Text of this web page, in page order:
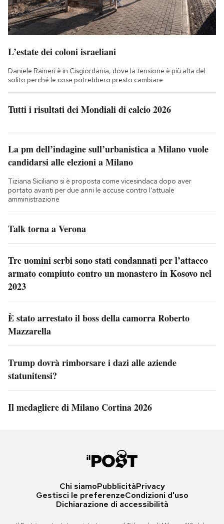
L’estate dei coloni israeliani
Daniele Raineri è in Cisgiordania, dove la tensione è più alta del
solito perché le cose potrebbero presto cambiare
Tutti i risultati dei Mondiali di calcio 2026
La pm dell’indagine sull’urbanistica a Milano vuole
candidarsi alle elezioni a Milano
Tiziana Siciliano si è proposta come vicesindaca dopo aver
portato avanti per due anni le accuse contro l'attuale
amministrazione
Talk torna a Verona
Tre uomini serbi sono stati condannati per l’attacco
armato compiuto contro un monastero in Kosovo nel
2023
È stato arrestato il boss della camorra Roberto
Mazzarella
Trump dovrà rimborsare i dazi alle aziende
statunitensi?
Il medagliere di Milano Cortina 2026
Chi siamoPubblicitàPrivacy
Gestisci le preferenzeCondizioni d'uso
Dichiarazione di accessibilità